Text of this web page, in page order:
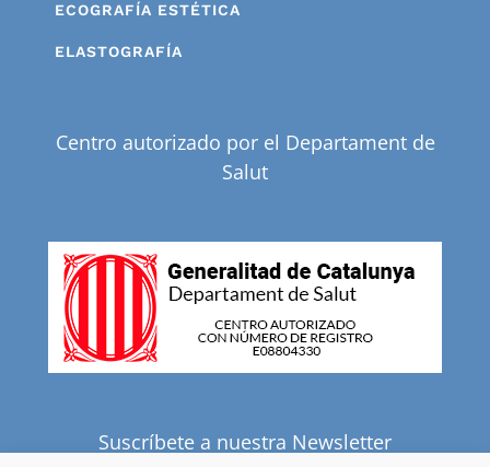
ECOGRAFÍA ESTÉTICA
ELASTOGRAFÍA
Centro autorizado por el Departament de
Salut
Suscríbete a nuestra Newsletter